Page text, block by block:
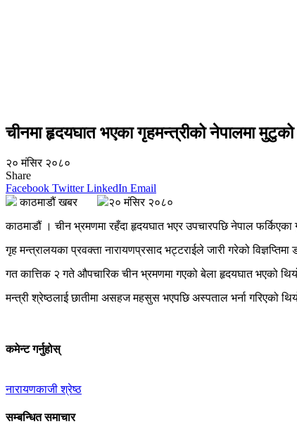
चीनमा हृदयघात भएका गृहमन्त्रीको नेपालमा
२० मंसिर २०८०
Share
Facebook Twitter LinkedIn Email
काठमाडौं खबर
२० मंसिर २०८०
काठमाडौं । चीन भ्रमणमा रहँदा हृदयघात भएर उपचारपछि नेपाल फर्किएका
गृह मन्त्रालयका प्रवक्ता नारायणप्रसाद भट्टराईले जारी गरेको
गत कात्तिक २ गते औपचारिक चीन भ्रमणमा गएको बेला हृदयघात भएको
मन्त्री श्रेष्ठलाई छातीमा असहज महसुस भएपछि अस्पताल भर्ना गरिएको
कमेन्ट गर्नुहोस्
नारायणकाजी श्रेष्ठ
सम्बन्धित समाचार